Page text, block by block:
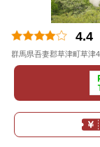
4.4
群馬県吾妻郡草津町草津